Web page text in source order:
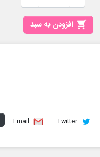

Twitter
Email